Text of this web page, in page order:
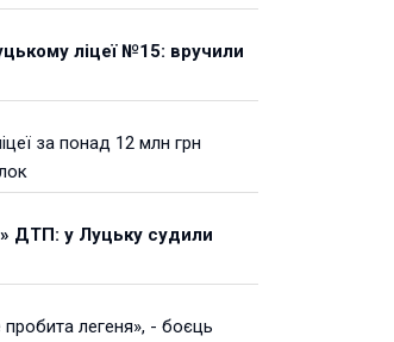
ліцеї №15: вручили
за понад 12 млн грн
ДТП: у Луцьку судили
легеня», - боєць